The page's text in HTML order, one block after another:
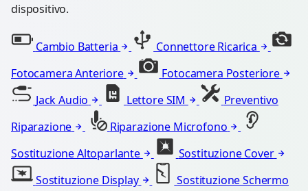
dispositivo.
Cambio Batteria
Connettore Ricarica
Fotocamera Anteriore
Fotocamera Posteriore
Jack Audio
Lettore SIM
Preventivo
Riparazione
Riparazione Microfono
Sostituzione Altoparlante
Sostituzione Cover
Sostituzione Display
Sostituzione Schermo